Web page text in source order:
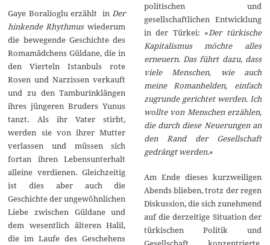
Gaye Boralioglu erzählt inDer
hinkende Rhythmuswiederum
die bewegende Geschichte des
Romamädchens Güldane, die in
den Vierteln Istanbuls rote
Rosen und Narzissen verkauft
und zu den Tamburinklängen
ihres jüngeren Bruders Yunus
tanzt. Als ihr Vater stirbt,
werden sie von ihrer Mutter
verlassen und müssen sich
fortan ihren Lebensunterhalt
alleine verdienen. Gleichzeitig
ist dies aber auch die
Geschichte der ungewöhnlichen
Liebe zwischen Güldane und
dem wesentlich älteren Halil,
die im Laufe des Geschehens
politischen und
gesellschaftlichen Entwicklung
in der Türkei: »Der türkische
Kapitalismus möchte alles
erneuern. Das führt dazu, dass
viele Menschen, wie auch
meine Romanhelden, einfach
zugrunde gerichtet werden. Ich
wollte von Menschen erzählen,
die durch diese Neuerungen an
den Rand der Gesellschaft
gedrängt werden.«
Am Ende dieses kurzweiligen
Abends blieben, trotz der regen
Diskussion, die sich zunehmend
auf die derzeitige Situation der
türkischen Politik und